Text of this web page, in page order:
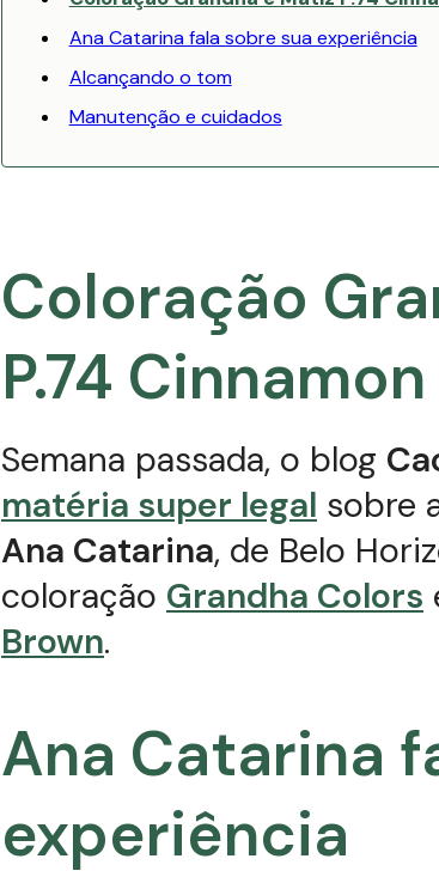
Ana Catarina fala sobre sua experiência
Alcançando o tom
Manutenção e cuidados
Coloração
P.74
Semana passada, o blog
matéria super legal sobre
Ana Catarina, de Belo
coloração Grandha Colors
Brown.
Ana Catarina
experiência